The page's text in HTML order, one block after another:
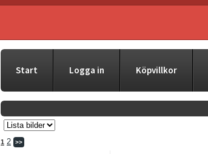
Start Logga in Köpvillkor
1 2 >>